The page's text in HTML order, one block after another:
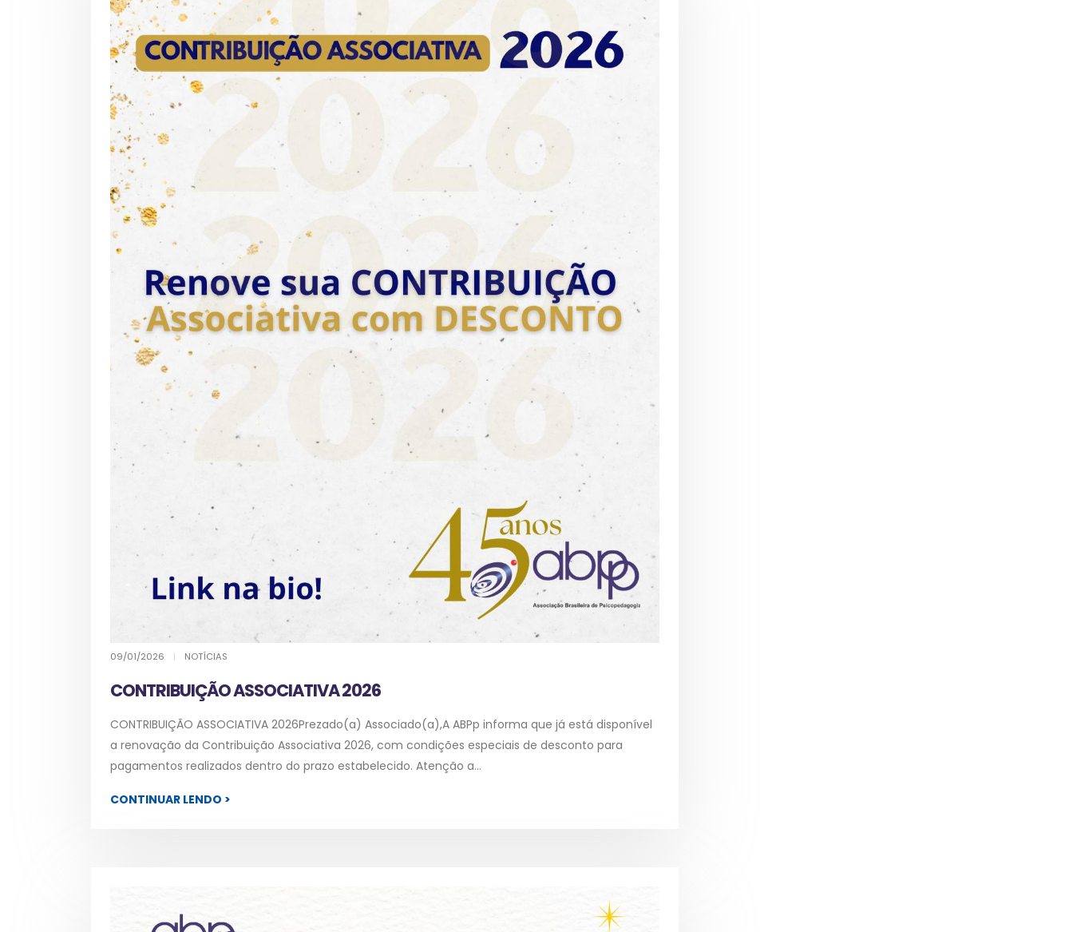
09/01/2026 | NOTÍCIAS
CONTRIBUIÇÃO ASSOCIATIVA 2026
CONTRIBUIÇÃO ASSOCIATIVA 2026Prezado(a) Associado(a),A ABPp informa que já está disponível
a renovação da Contribuição Associativa 2026, com condições especiais de desconto para
pagamentos realizados dentro do prazo estabelecido. Atenção a...
CONTINUAR LENDO >